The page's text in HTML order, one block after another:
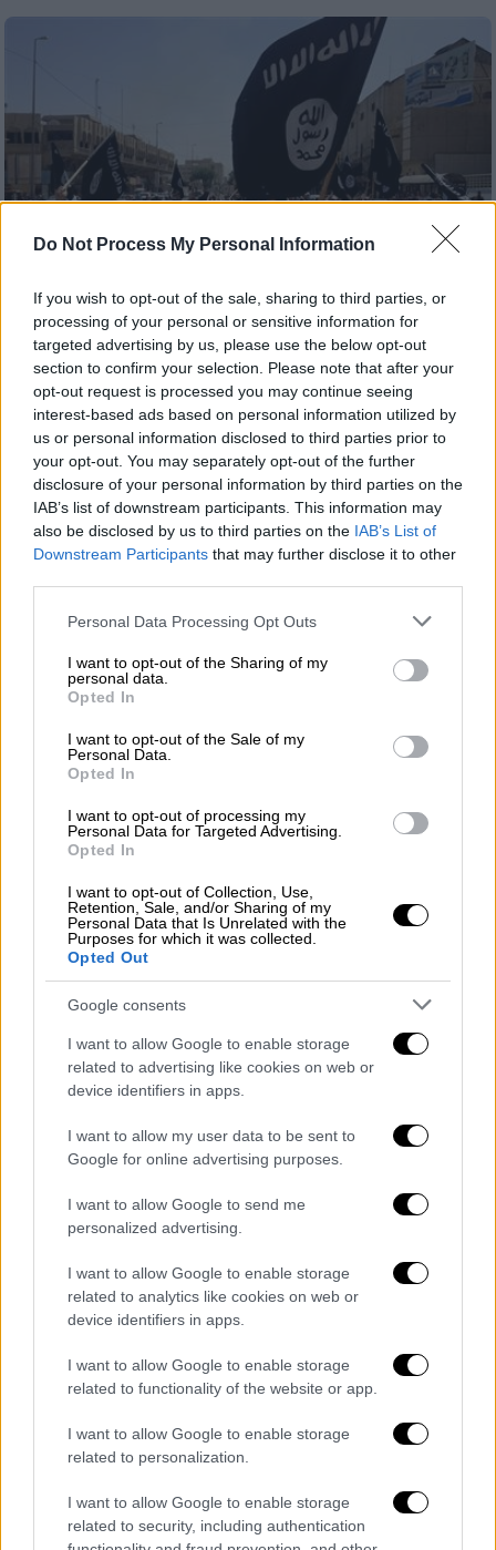
Do Not Process My Personal Information
If you wish to opt-out of the sale, sharing to third parties, or
processing of your personal or sensitive information for
targeted advertising by us, please use the below opt-out
section to confirm your selection. Please note that after your
opt-out request is processed you may continue seeing
interest-based ads based on personal information utilized by
us or personal information disclosed to third parties prior to
your opt-out. You may separately opt-out of the further
disclosure of your personal information by third parties on the
IAB’s list of downstream participants. This information may
also be disclosed by us to third parties on the IAB’s List of
Downstream Participants that may further disclose it to other
Please note that this website/app uses one or more Google
not limited to your visit or usage behaviour. You may click to
grant or deny consent to Google and its third-party tags to
use your data for below specified purposes in below Google
consent section.
Personal Data Processing Opt Outs
I want to opt-out of the Sharing of my
personal data.
Opted In
I want to opt-out of the Sale of my
Personal Data.
Opted In
I want to opt-out of processing my
Personal Data for Targeted Advertising.
Opted In
I want to opt-out of Collection, Use,
Retention, Sale, and/or Sharing of my
Personal Data that Is Unrelated with the
Purposes for which it was collected.
Opted Out
Google consents
I want to allow Google to enable storage
related to advertising like cookies on web or
device identifiers in apps.
I want to allow my user data to be sent to
Google for online advertising purposes.
I want to allow Google to send me
personalized advertising.
I want to allow Google to enable storage
related to analytics like cookies on web or
device identifiers in apps.
I want to allow Google to enable storage
related to functionality of the website or app.
I want to allow Google to enable storage
related to personalization.
I want to allow Google to enable storage
related to security, including authentication
Κόσμος| 25.12.2018 19:05
Γερμανία: Σημαία του ISIS κοντά σε
σταθμό τρένου βρήκε η αστυνομία
Επίσης, βρέθηκε και ένα κείμενο στα
αραβικά
Κόσμος|25.12.2018 18:32
Ανυποχώρητος ο Ερντογάν: Θέλει νέα
στρατιωτική επιχείρηση στη Συρία
Η Τουρκία και οι ΗΠΑ συμφώνησαν να
ολοκληρώσουν τη συμφωνία τους για τη
συριακή πόλη Μάνμπιτζ
Ελλάδα|25.12.2018 18:30
Πάτρα: Οδηγός παρέσυρε τρία άτομα
λόγω ενός τσακωμού